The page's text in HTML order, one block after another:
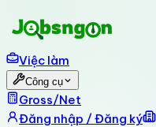
Việc làm
Công cụ
Gross/Net
Đăng nhập / Đăng ký